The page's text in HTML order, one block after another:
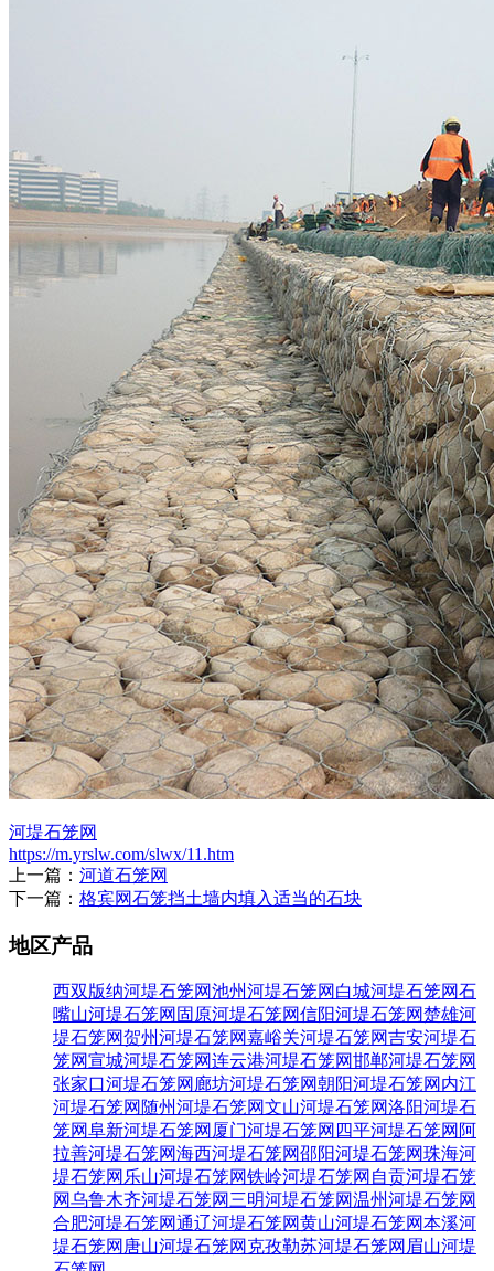
河堤石笼网
https://m.yrslw.com/slwx/11.htm
上一篇： 河道石笼网
下一篇： 格宾网石笼挡土墙内填入适当的石块
地区产品
西双版纳河堤石笼网池州河堤石笼网 白城河堤石笼网石
嘴山河堤石笼网 固原河堤石笼网信阳河堤石笼网楚雄河
堤石笼网贺州河堤石笼网嘉峪关河堤石笼网吉安河堤石
笼网宣城河堤石笼网连云港河堤石笼网邯郸河堤石笼网
张家口河堤石笼网 廊坊河堤石笼网朝阳河堤石笼网 内江
河堤石笼网 随州河堤石笼网文山河堤石笼网洛阳河堤石
笼网阜新河堤石笼网 厦门河堤石笼网 四平河堤石笼网 阿
拉善河堤石笼网海西河堤石笼网邵阳河堤石笼网珠海河
堤石笼网 乐山河堤石笼网铁岭河堤石笼网 自贡河堤石笼
网乌鲁木齐河堤石笼网 三明河堤石笼网温州河堤石笼网
合肥河堤石笼网通辽河堤石笼网黄山河堤石笼网本溪河
堤石笼网 唐山河堤石笼网 克孜勒苏河堤石笼网 眉山河堤